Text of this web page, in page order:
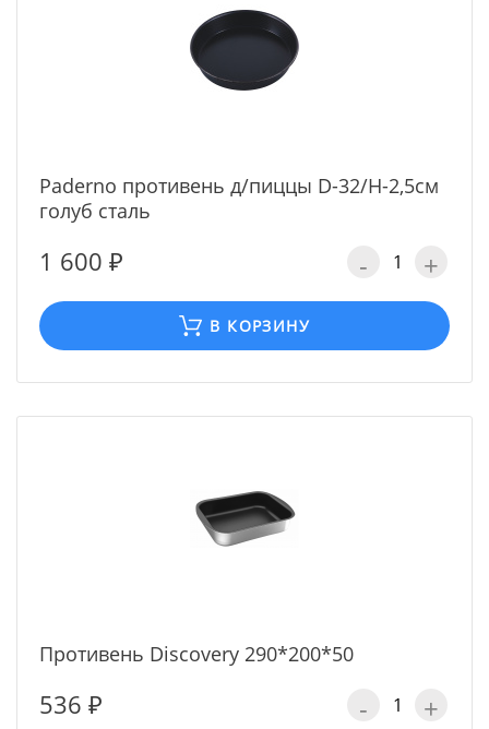
Paderno противень д/пиццы D-32/H-2,5см
голуб сталь
1 600 ₽ - +
В КОРЗИНУ
Противень Discovery 290*200*50
536 ₽ - +